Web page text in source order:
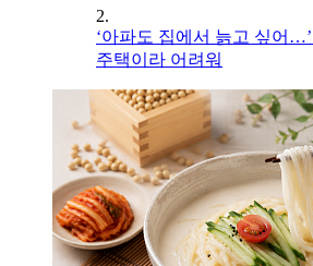
2.
‘아파도 집에서 늙고 싶어
주택이라 어려워